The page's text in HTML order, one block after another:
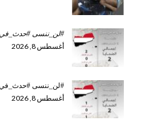
#لن_ننسى
أغسطس 8, 2026
#لن_ننسى
أغسطس 8, 2026